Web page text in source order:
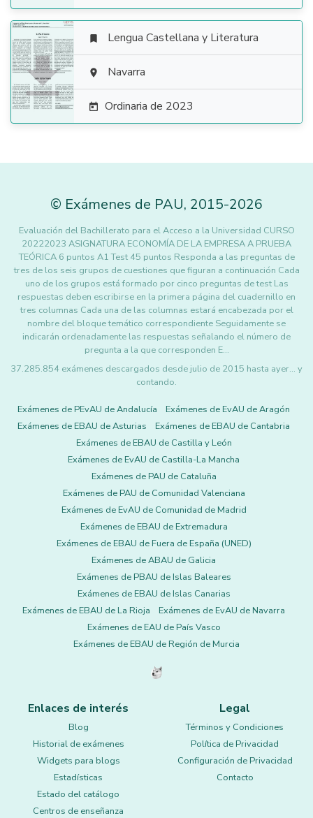

 Lengua Castellana y Literatura
 Navarra
 Ordinaria de 2023
© Exámenes de PAU, 2015-2026
Evaluación del Bachillerato para el Acceso a la Universidad CURSO
20222023 ASIGNATURA ECONOMÍA DE LA EMPRESA A PRUEBA
TEÓRICA 6 puntos A1 Test 45 puntos Responda a las preguntas de
tres de los seis grupos de cuestiones que figuran a continuación Cada
uno de los grupos está formado por cinco preguntas de test Las
respuestas deben escribirse en la primera página del cuadernillo en
tres columnas Cada una de las columnas estará encabezada por el
nombre del bloque temático correspondiente Seguidamente se
indicarán ordenadamente las respuestas señalando el número de
pregunta a la que corresponden E…
37.285.854 exámenes descargados desde julio de 2015 hasta ayer... y
contando.
Exámenes de PEvAU de Andalucía
Exámenes de EvAU de Aragón
Exámenes de EBAU de Asturias
Exámenes de EBAU de Cantabria
Exámenes de EBAU de Castilla y León
Exámenes de EvAU de Castilla-La Mancha
Exámenes de PAU de Cataluña
Exámenes de PAU de Comunidad Valenciana
Exámenes de EvAU de Comunidad de Madrid
Exámenes de EBAU de Extremadura
Exámenes de EBAU de Fuera de España (UNED)
Exámenes de ABAU de Galicia
Exámenes de PBAU de Islas Baleares
Exámenes de EBAU de Islas Canarias
Exámenes de EBAU de La Rioja
Exámenes de EvAU de Navarra
Exámenes de EAU de País Vasco
Exámenes de EBAU de Región de Murcia
Enlaces de interés
Blog
Historial de exámenes
Widgets para blogs
Estadísticas
Estado del catálogo
Centros de enseñanza
Legal
Términos y Condiciones
Política de Privacidad
Configuración de Privacidad
Contacto